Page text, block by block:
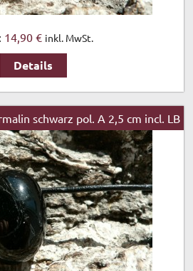
14,90 € inkl. MwSt.
Details
schwarz pol. A 2,5 cm incl. LB